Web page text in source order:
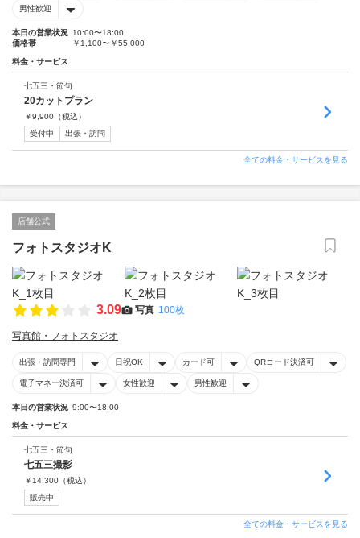
男性歓迎
本日の営業状況 10:00〜18:00
価格帯
￥1,100〜￥55,000
料金・サービス
七五三・節句
20カットプラン
￥9,900 （税込）
受付中
出張・訪問
全ての料金・サービスを見る
店舗公式
フォトスタジオK
3.09 写真 100枚
写真館・フォトスタジオ
出張・訪問専門 日祝OK カード可 QRコード決済可
電子マネー決済可 女性歓迎 男性歓迎
本日の営業状況 9:00〜18:00
料金・サービス
七五三・節句
七五三撮影
￥ 14,300 （税込）
販売中
全ての料金・サービスを見る